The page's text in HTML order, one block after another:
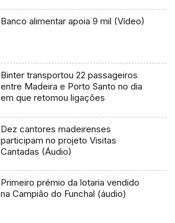
Banco alimentar apoia 9 mil (Vídeo)
Binter transportou 22 passageiros
entre Madeira e Porto Santo no dia
em que retomou ligações
Dez cantores madeirenses
participam no projeto Visitas
Cantadas (Áudio)
Primeiro prémio da lotaria vendido
na Campião do Funchal (áudio)